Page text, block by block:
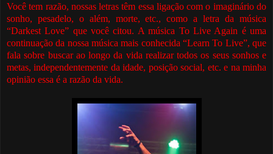
Você tem razão, nossas letras têm essa ligação com o imaginário do
sonho, pesadelo, o além, morte, etc., como a letra da música
“Darkest Love” que você citou. A música To Live Again éuma
continuação da nossa música mais conhecida “Learn To Live”, que
fala sobre buscar ao longo da vida realizar todos os seus sonhos e
metas, independentemente da idade, posição social, etc. e na minha
opinião essa é a razão da vida.